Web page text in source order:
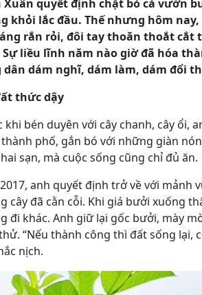
Xuân quyết định chặt bỏ cả vườn
khỏi lắc đầu. Thế nhưng hôm
rắn rỏi, đôi tay thoăn thoắt
liều lĩnh năm nào giờ đã hóa
dân dám nghĩ, dám làm, dám đổi
thức dậy
khi bén duyên với cây chanh, cây ổi,
phố, gắn bó với những giàn
sạn, mà cuộc sống cũng chỉ đủ ăn.
anh quyết định trở về với
cây đã cằn cỗi. Khi giá bưởi xuống
đi khác. Anh giữ lại gốc bưởi, mày
“Nếu thành công thì đất sống lại,
nịch.